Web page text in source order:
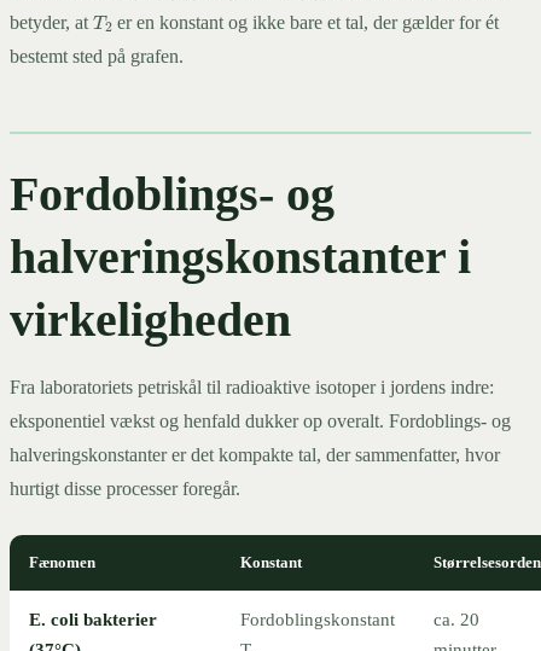
-4
betyder, at
er en konstant og ikke bare et tal, der gælder for ét
bestemt sted på grafen.
Fordoblings- og
halveringskonstanter i
virkeligheden
Fra laboratoriets petriskål til radioaktive isotoper i jordens indre:
eksponentiel vækst og henfald dukker op overalt. Fordoblings- og
halveringskonstanter er det kompakte tal, der sammenfatter, hvor
hurtigt disse processer foregår.
Fænomen Konstant Størrelsesorden
E. coli bakterier
Fordoblingskonstant
ca. 20